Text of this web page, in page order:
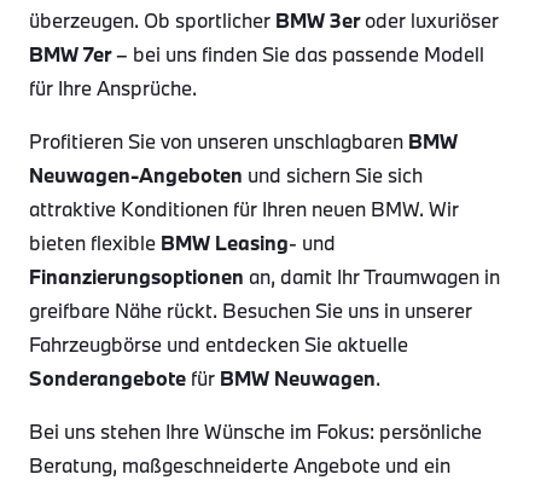
überzeugen. Ob sportlicher BMW 3eroder luxuriöser
BMW 7er– bei uns finden Sie das passende Modell
für Ihre Ansprüche.
Profitieren Sie von unseren unschlagbaren BMW
Neuwagen-Angeboten und sichern Sie sich
attraktive Konditionen für Ihren neuen BMW. Wir
bieten flexible BMW Leasing- und
Finanzierungsoptionen an, damit Ihr Traumwagen in
greifbare Nähe rückt. Besuchen Sie uns in unserer
Fahrzeugbörse und entdecken Sie aktuelle
Sonderangebote für BMW Neuwagen.
Bei uns stehen Ihre Wünsche im Fokus: persönliche
Beratung, maßgeschneiderte Angebote und ein